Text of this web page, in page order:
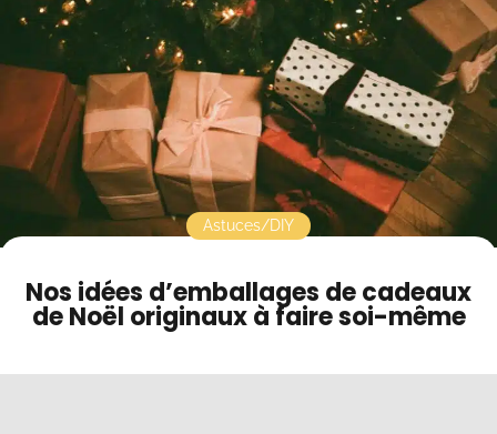
Contact
Mode sombre
Nos idées d’emballages de cadeaux
de Noël originaux à faire soi-même
Astuces/DIY